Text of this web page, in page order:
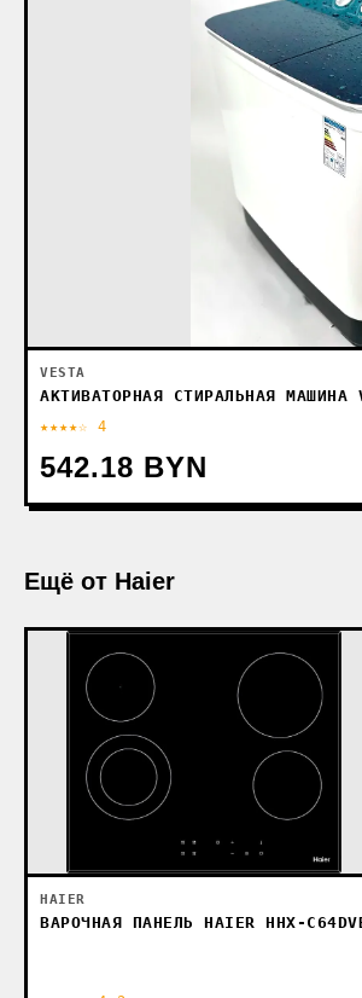
VESTA
АКТИВАТОРНАЯ СТИРАЛЬНАЯ МАШИНА
★★★★☆ 4
542.18 BYN
Ещё от Haier
HAIER
ВАРОЧНАЯ ПАНЕЛЬ HAIER HHX-